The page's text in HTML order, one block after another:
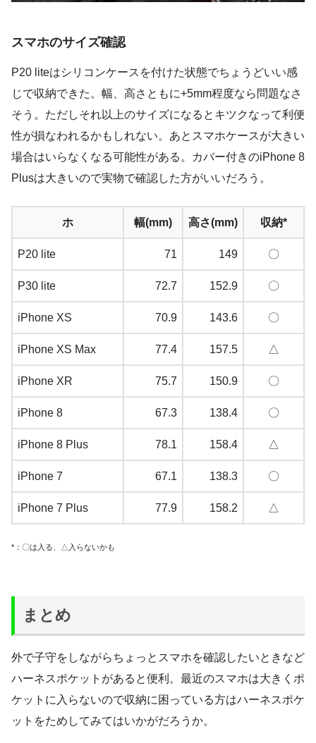
スマホのサイズ確認
P20 liteはシリコンケースを付けた状態でちょうどいい感
じで収納できた。幅、高さともに+5mm程度なら問題なさ
そう。ただしそれ以上のサイズになるとキツクなって利便
性が損なわれるかもしれない。あとスマホケースが大きい
場合はいらなくなる可能性がある。カバー付きのiPhone 8
Plusは大きいので実物で確認した方がいいだろう。
ホ 幅(mm) 高さ(mm) 収納*
P20 lite 71 149 〇
P30 lite 72.7 152.9 〇
iPhone XS 70.9 143.6 〇
iPhone XS Max 77.4 157.5 △
iPhone XR 75.7 150.9 〇
iPhone 8 67.3 138.4 〇
iPhone 8 Plus 78.1 158.4 △
iPhone 7 67.1 138.3 〇
iPhone 7 Plus 77.9 158.2 △
*：〇は入る、△入らないかも
まとめ
外で子守をしながらちょっとスマホを確認したいときなど
ハーネスポケットがあると便利。最近のスマホは大きくポ
ケットに入らないので収納に困っている方はハーネスポケ
ットをためしてみてはいかがだろうか。